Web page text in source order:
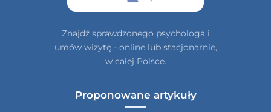
Znajdź sprawdzonego psychologa i
umów wizytę - online lub stacjonarnie,
w całej Polsce.
Proponowane artykuły